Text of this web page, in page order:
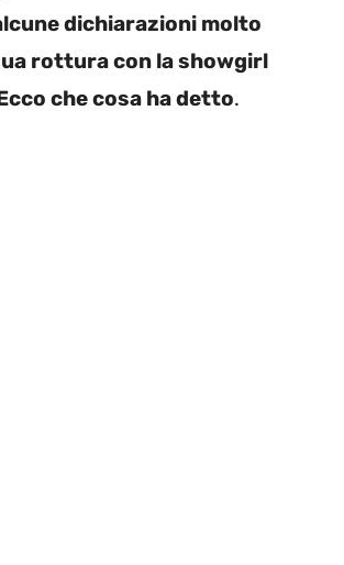
dichiarazioni molto
rottura con la showgirl
che cosa ha detto.